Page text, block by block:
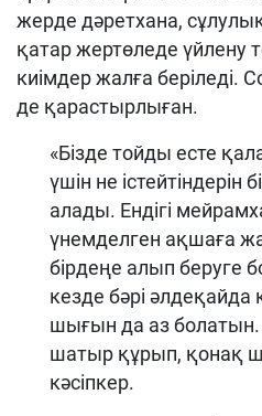
жерде дәретхана,
қатар жертөледе үйлену
киімдер жалға беріледі.
де қарастырлыған.
«Бізде тойды есте
үшін не істейтіндерін
алады. Ендігі
үнемделген ақшаға
бірдеңе алып беруге
кезде бәрі әлдеқайда
шығын да аз болатын.
шатыр құрып, қонақ
кәсіпкер.